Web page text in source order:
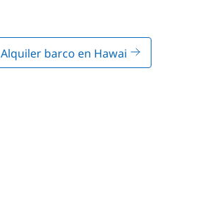
Alquiler barco en Hawai